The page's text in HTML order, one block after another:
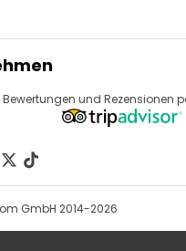
Programm
Bewertungen und Rezensionen
GmbH 2014-2026